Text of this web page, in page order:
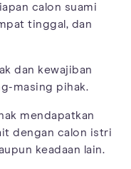
calon suami
tinggal, dan
dan kewajiban
masing pihak.
mendapatkan
dengan calon istri
keadaan lain.